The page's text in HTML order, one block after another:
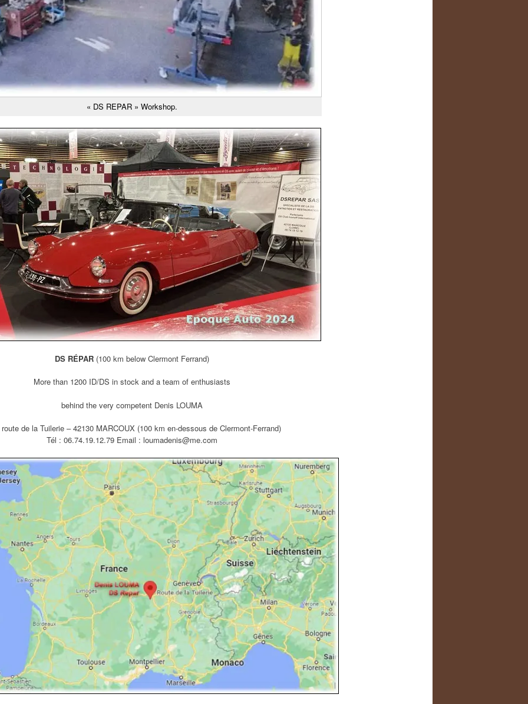
« DS REPAR » Workshop.
DS RÉPAR (100 km below Clermont Ferrand)
More than 1200 ID/DS in stock and a team of enthusiasts
behind the very competent Denis LOUMA
de la Tuilerie – 42130 MARCOUX (100 km en-dessous de Clermont-Ferrand)
Tél : 06.74.19.12.79 Email : loumadenis@me.com